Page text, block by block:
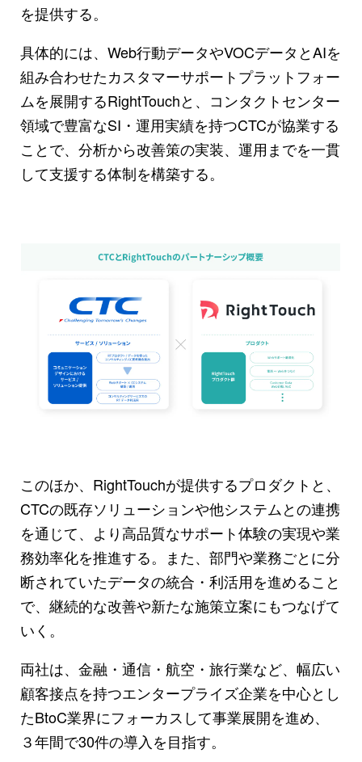
を提供する。
具体的には、Web行動データやVOCデータとAIを
組み合わせたカスタマーサポートプラットフォー
ムを展開するRightTouchと、コンタクトセンター
領域で豊富なSI・運用実績を持つCTCが協業する
ことで、分析から改善策の実装、運用までを一貫
して支援する体制を構築する。
このほか、RightTouchが提供するプロダクトと、
CTCの既存ソリューションや他システムとの連携
を通じて、より高品質なサポート体験の実現や業
務効率化を推進する。また、部門や業務ごとに分
断されていたデータの統合・利活用を進めること
で、継続的な改善や新たな施策立案にもつなげて
いく。
両社は、金融・通信・航空・旅行業など、幅広い
顧客接点を持つエンタープライズ企業を中心とし
たBtoC業界にフォーカスして事業展開を進め、
３年間で30件の導入を目指す。